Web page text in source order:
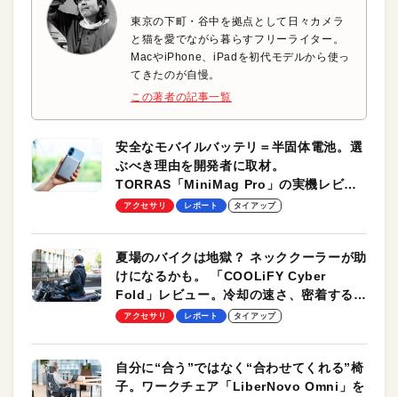
東京の下町・谷中を拠点として日々カメラ
と猫を愛でながら暮らすフリーライター。
MacやiPhone、iPadを初代モデルから使っ
てきたのが自慢。
この著者の記事一覧
安全なモバイルバッテリ＝半固体電池。選
ぶべき理由を開発者に取材。
TORRAS「MiniMag Pro」の実機レビュ
ーも
アクセサリ レポート タイアップ
夏場のバイクは地獄？ ネッククーラーが助
けになるかも。 「COOLiFY Cyber
Fold」レビュー。冷却の速さ、密着する冷
却プレート、シンプルな操作性がグッド！
アクセサリ レポート タイアップ
自分に“合う”ではなく“合わせてくれる”椅
子。ワークチェア「LiberNovo Omni」を